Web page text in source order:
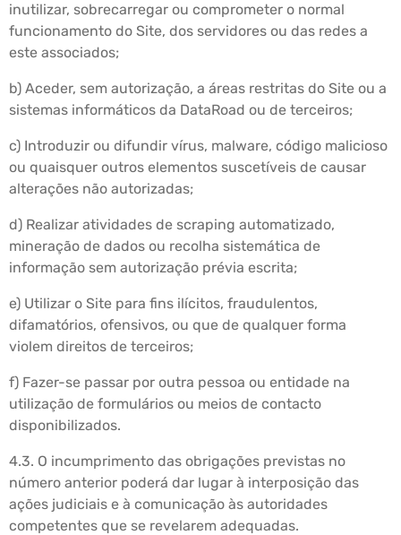
inutilizar, sobrecarregar ou comprometer o normal
funcionamento do Site, dos servidores ou das redes a
este associados;
b) Aceder, sem autorização, a áreas restritas do Site ou a
sistemas informáticos da DataRoad ou de terceiros;
c) Introduzir ou difundir vírus, malware, código malicioso
ou quaisquer outros elementos suscetíveis de causar
alterações não autorizadas;
d) Realizar atividades de scraping automatizado,
mineração de dados ou recolha sistemática de
informação sem autorização prévia escrita;
e) Utilizar o Site para fins ilícitos, fraudulentos,
difamatórios, ofensivos, ou que de qualquer forma
violem direitos de terceiros;
f) Fazer-se passar por outra pessoa ou entidade na
utilização de formulários ou meios de contacto
disponibilizados.
4.3. O incumprimento das obrigações previstas no
número anterior poderá dar lugar à interposição das
ações judiciais e à comunicação às autoridades
competentes que se revelarem adequadas.